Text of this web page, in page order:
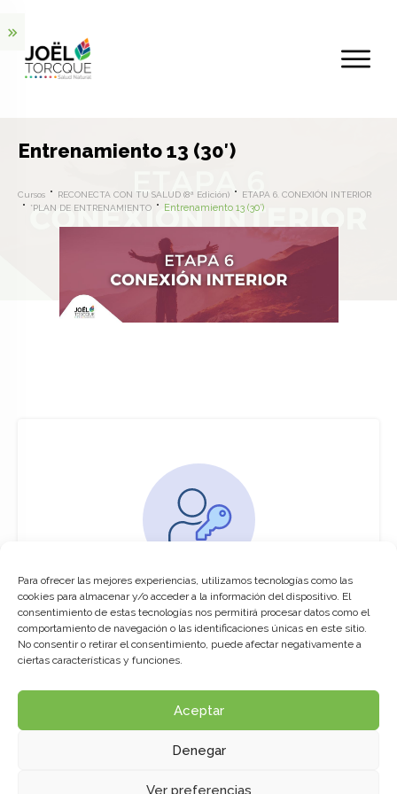
Para ofrecer las mejores experiencias, utilizamos tecnologías como las
cookies para almacenar y/o acceder a la información del dispositivo. El
consentimiento de estas tecnologías nos permitirá procesar datos como el
comportamiento de navegación o las identificaciones únicas en este sitio.
No consentir o retirar el consentimiento, puede afectar negativamente a
ciertas características y funciones.
Aceptar
Denegar
Ver preferencias
Entrenamiento 13 (30′)
Cursos RECONECTA CON TU SALUD (8ª Edición)
ETAPA 6. CONEXIÓN INTERIOR
*PLAN DE ENTRENAMIENTO
Entrenamiento 13 (30′)
You must be logged in to access this
course
This course is only available for registered
Click here to login